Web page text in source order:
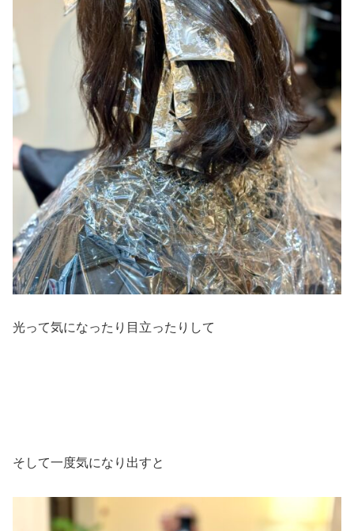
光って気になったり目立ったりして
そして一度気になり出すと